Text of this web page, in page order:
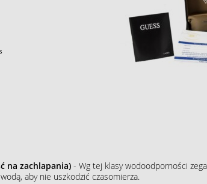
na zachlapania)- Wg tej klasy wodoodporności
aby nie uszkodzić czasomierza.